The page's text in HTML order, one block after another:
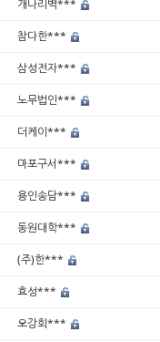
개나리벽***
참다한***
삼성전자***
노무법인***
더케이***
마포구서***
용인송담***
동원대학***
(주)한***
효성***
오강회***